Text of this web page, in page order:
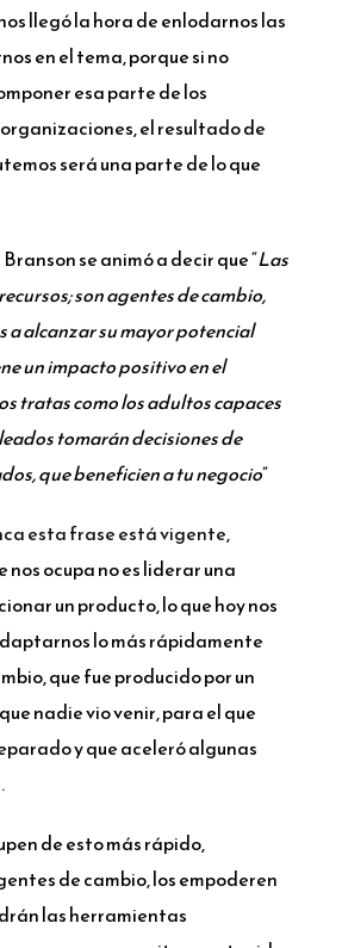
llegó la hora de enlodarnos las
en el tema, porque si no
esa parte de los
el resultado de
será una parte de lo que
se animó a decir que “Las
son agentes de cambio,
a alcanzar su mayor potencial
un impacto positivo en el
tratas como los adultos capaces
tomarán decisiones de
que beneficien a tu negocio”
esta frase está vigente,
nos ocupa no es liderar una
un producto, lo que hoy nos
lo más rápidamente
que fue producido por un
nadie vio venir, para el que
y que aceleró algunas
de esto más rápido,
de cambio, los empoderen
las herramientas